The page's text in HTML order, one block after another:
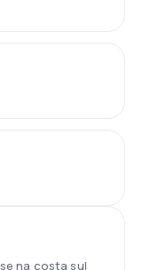
na costa sul